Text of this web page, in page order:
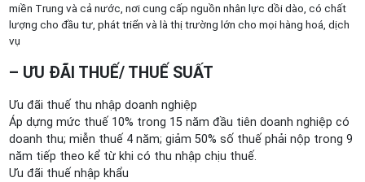
miền Trung và cả nước, nơi cung cấp nguồn nhân lực dồi dào, có chất
lượng cho đầu tư, phát triển và là thị trường lớn cho mọi hàng hoá, dịch
vụ
– ƯU ĐÃI THUẾ/ THUẾ SUẤT
Ưu đãi thuế thu nhập doanh nghiệp
Áp dựng mức thuế 10% trong 15 năm đầu tiên doanh nghiệp có
doanh thu; miễn thuế 4 năm; giảm 50% số thuế phải nộp trong 9
năm tiếp theo kể từ khi có thu nhập chịu thuế.
Ưu đãi thuế nhập khẩu